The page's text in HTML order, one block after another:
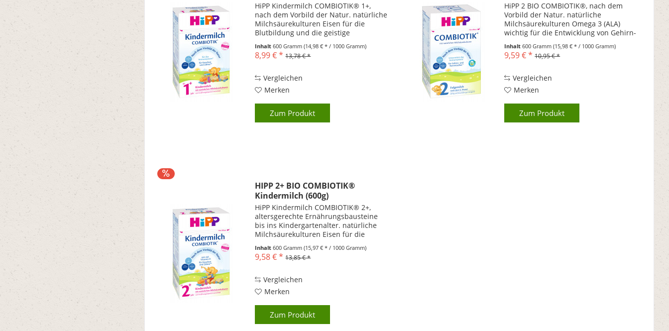
HiPP Kindermilch COMBIOTIK® 1+,
nach dem Vorbild der Natur. natürliche
Milchsäurekulturen Eisen für die
Blutbildung und die geistige
Knochen Vitamine A, C und D tragen zu
einem gesunden Immunsystem bei...
Inhalt600 Gramm(14,98 € * / 1000 Gramm)
8,99 € * 13,78 € *
Vergleichen
Merken
Zum Produkt
HiPP 2 BIO COMBIOTIK®, nach dem
Vorbild der Natur. natürliche
Milchsäurekulturen Omega 3 (ALA)
wichtig für die Entwicklung von Gehirn-
das Immunsystem altersgerecht
sättigend Bio-Qualität Wichtiger...
Inhalt600 Gramm(15,98 € * / 1000 Gramm)
9,59 € * 10,95 € *
Vergleichen
Merken
Zum Produkt
HIPP 2+ BIO COMBIOTIK®
Kindermilch (600g)
HiPP Kindermilch COMBIOTIK® 2+,
altersgerechte Ernährungsbausteine
bis ins Kindergartenalter. natürliche
Milchsäurekulturen Eisen für die
Entwicklung Vitamin D für gesunde
Knochen Vitamine A, C und D tragen...
Inhalt600 Gramm(15,97 € * / 1000 Gramm)
9,58 € * 13,85 € *
Vergleichen
Merken
Zum Produkt